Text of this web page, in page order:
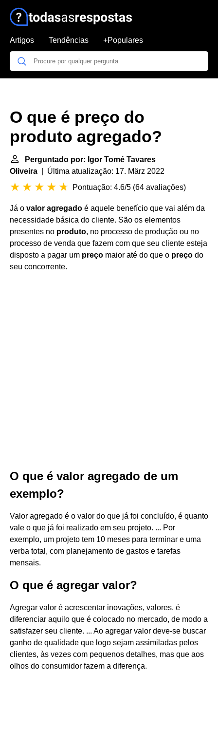
Artigos Tendências +Populares
O que é preço do
produto agregado?
Perguntado por: Igor Tomé Tavares
Oliveira | Última atualização: 17. März 2022
Pontuação: 4.6/5 (64 avaliações)
Já o valor agregado é aquele benefício que vai além da
necessidade básica do cliente. São os elementos
presentes no produto, no processo de produção ou no
processo de venda que fazem com que seu cliente esteja
disposto a pagar um preço maior até do que o preço do
seu concorrente.
O que é valor agregado de um
exemplo?
Valor agregado é o valor do que já foi concluído, é quanto
vale o que já foi realizado em seu projeto. ... Por
exemplo, um projeto tem 10 meses para terminar e uma
verba total, com planejamento de gastos e tarefas
mensais.
O que é agregar valor?
Agregar valor é acrescentar inovações, valores, é
diferenciar aquilo que é colocado no mercado, de modo a
satisfazer seu cliente. ... Ao agregar valor deve-se buscar
ganho de qualidade que logo sejam assimiladas pelos
clientes, às vezes com pequenos detalhes, mas que aos
olhos do consumidor fazem a diferença.